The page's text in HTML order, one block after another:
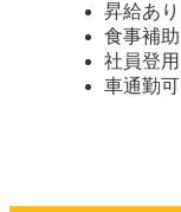
昇給あり
食事補助
社員登用
車通勤可